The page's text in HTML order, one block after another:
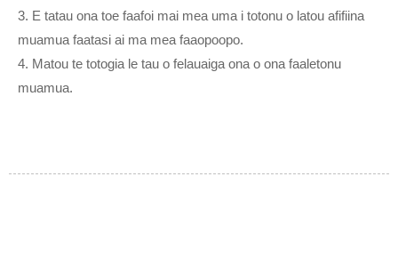
3. E tatau ona toe faafoi mai mea uma i totonu o latou afifiina
muamua faatasi ai ma mea faaopoopo.
4. Matou te totogia le tau o felauaiga ona o ona faaletonu
muamua.